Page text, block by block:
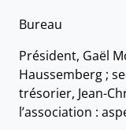
Bureau
Président, Gaël
Haussemberg ;
trésorier, Jean-
l’association :